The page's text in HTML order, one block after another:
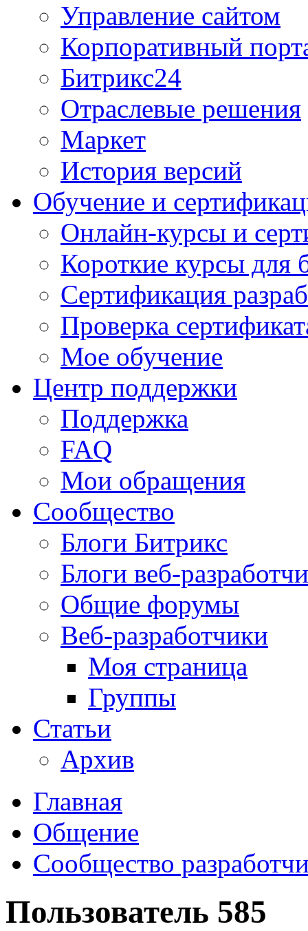
Управление сайтом
Корпоративный
Битрикс24
Отраслевые решения
Маркет
История версий
Обучение и
Онлайн-курсы и
Короткие курсы для
Сертификация
Проверка
Мое обучение
Центр поддержки
Поддержка
FAQ
Мои обращения
Сообщество
Блоги Битрикс
Блоги веб-
Общие форумы
Веб-разработчики
Моя страница
Группы
Статьи
Архив
Главная
Общение
Сообщество
Пользователь 585